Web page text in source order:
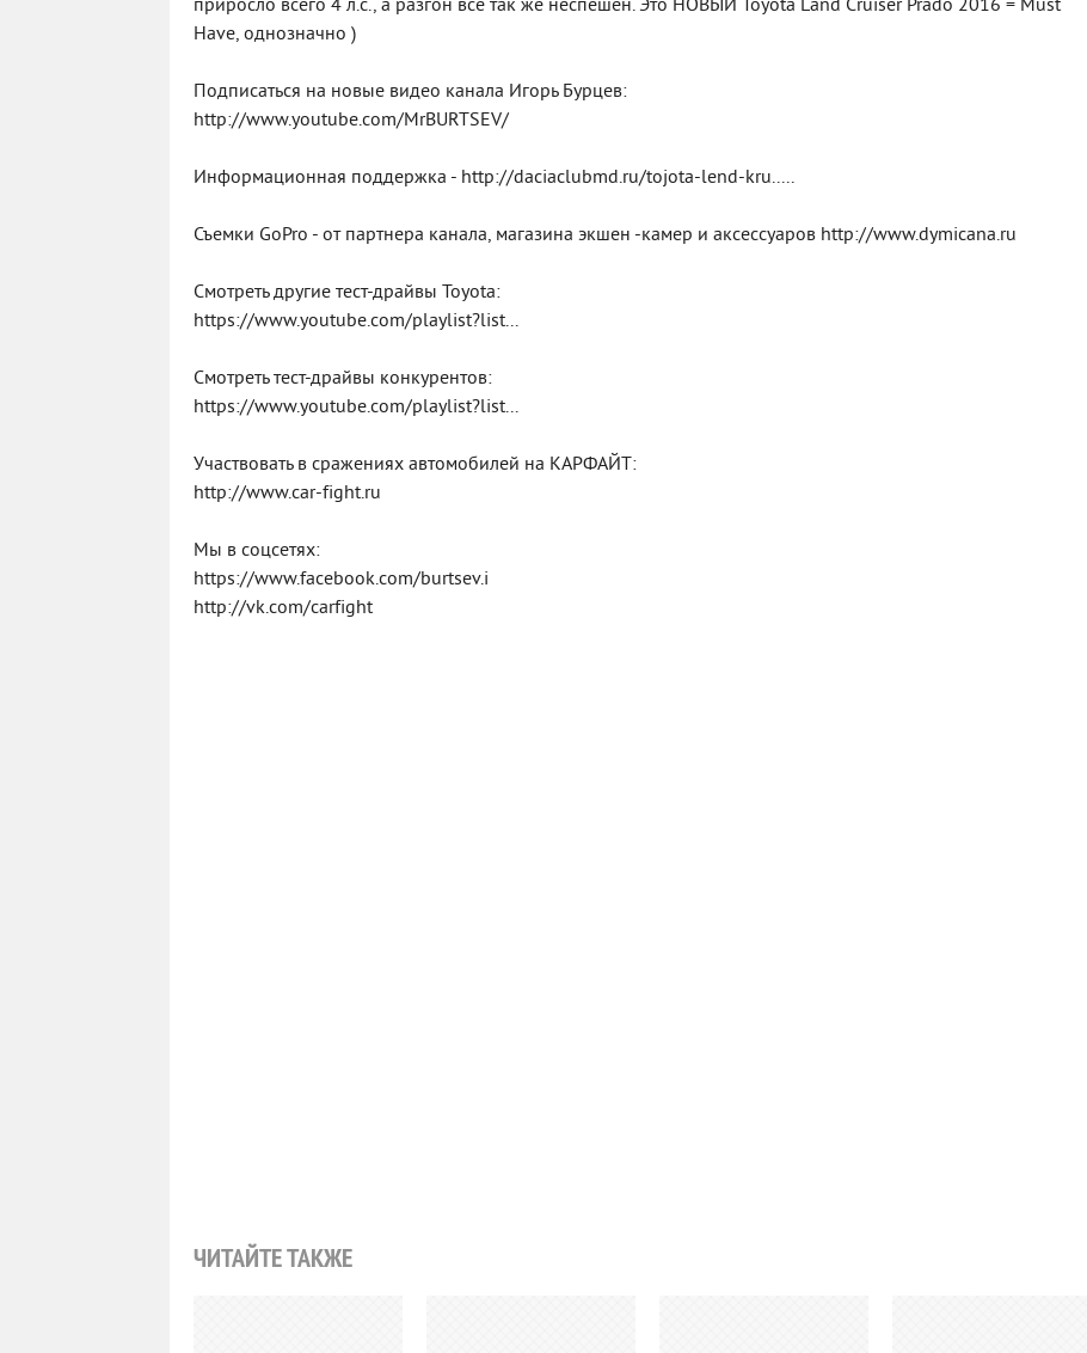
приросло всего 4 л.с., а разгон все так же неспешен. Это НОВЫЙ Toyota Land Cruiser Prado 2016 = Must
Have, однозначно )
Подписаться на новые видео канала Игорь Бурцев:
http://www.youtube.com/MrBURTSEV/
Информационная поддержка - http://daciaclubmd.ru/tojota-lend-kru.....
Съемки GoPro - от партнера канала, магазина экшен -камер и аксессуаров http://www.dymicana.ru
Смотреть другие тест-драйвы Toyota:
https://www.youtube.com/playlist?list...
Смотреть тест-драйвы конкурентов:
https://www.youtube.com/playlist?list...
Участвовать в сражениях автомобилей на КАРФАЙТ:
http://www.car-fight.ru
Мы в соцсетях:
https://www.facebook.com/burtsev.i
http://vk.com/carfight
ЧИТАЙТЕ ТАКЖЕ